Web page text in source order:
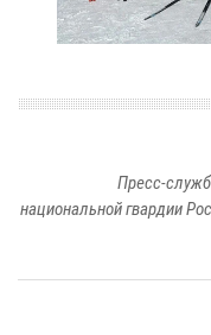
Пресс-
национальной гвардии